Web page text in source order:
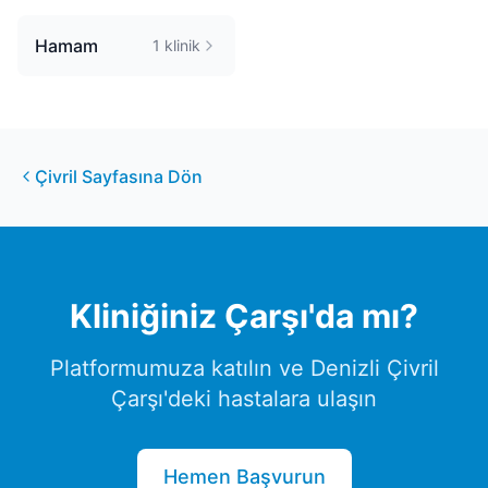
Hamam 1 klinik
Çivril Sayfasına Dön
Kliniğiniz Çarşı'da mı?
Platformumuza katılın ve Denizli Çivril
Çarşı'deki hastalara ulaşın
Hemen Başvurun